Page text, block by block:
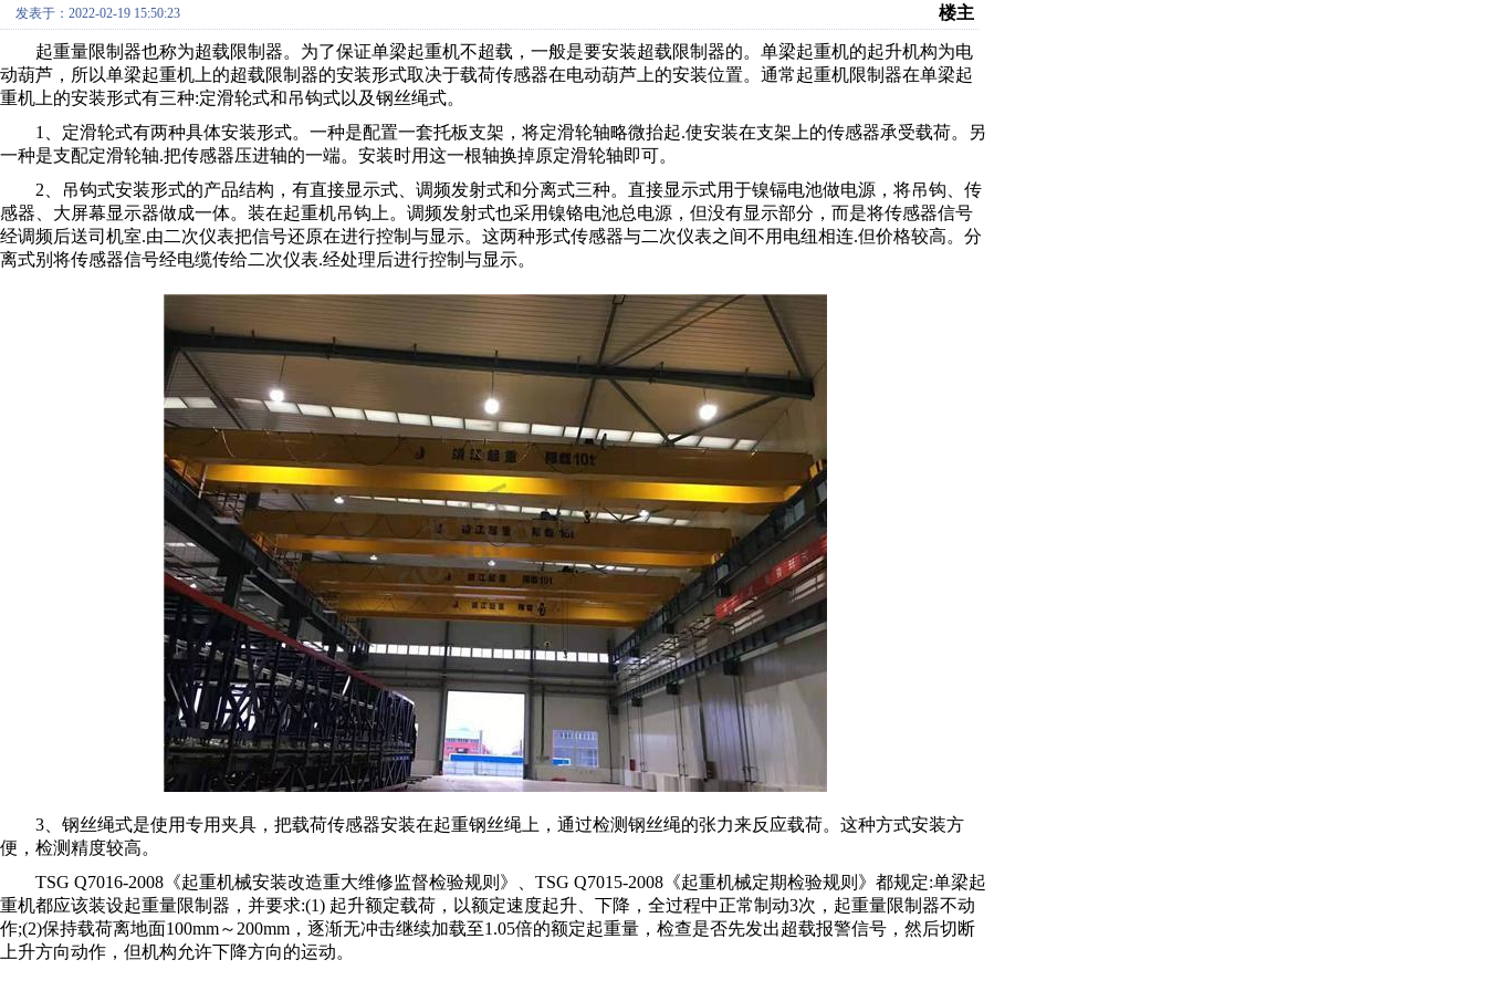
发表于：2022-02-19 15:50:23 楼主
起重量限制器也称为超载限制器。为了保证单梁起重机不超载，一般是要安装超载限制器的。单梁起重机的起升机构为电
动葫芦，所以单梁起重机上的超载限制器的安装形式取决于载荷传感器在电动葫芦 上的安装位置。通常起重机限制器在单梁起
重机上的安装形式有三种:定滑轮式和吊钩式以及钢丝绳式。
1、定滑轮式有两种具体安装形式。一种是配置一套托板支架，将定滑轮轴略微抬起.使安装在支架上的传感器承受载荷。另
一种是支配定滑轮轴.把传感器压进轴的一端。安装时用这一根轴换掉原定滑轮轴即可。
2、吊钩式安装形式的产品结构，有直接显示式、调频发射式和分离式三种。直接显示式用于镍镉电池做电源，将吊钩、传
感器、大屏幕显示器做成一体。装在起重机吊钩上。调频发射式也采用镍铬电池总电源，但没有显示部分，而是将传感器信号
经调频后送司机室.由二次仪表把信号还原在进行控制与显示。这两种形式传感器与二次仪表之间不用电纽相连.但价格较高。分
离式别将传感器信号经电缆传给二次仪表.经处理后进行控制与显示。
3、钢丝绳式是使用专用夹具，把载荷传感器安装在起重钢丝绳上，通过检测钢丝绳的张力来反应载荷。这种方式安装方
便，检测精度较高。
TSG Q7016-2008《起重机械安装改造重大维修监督检验规则》、TSG Q7015-2008《起重机械定期检验规则》都规定:单梁起
重机都应该装设起重量限制器，并要求:(1) 起升额定载荷，以额定速度起升、下降，全过程中正常制动3次，起重量限制器不动
作;(2)保持载荷离地面100mm～200mm，逐渐无冲击继续加载至1.05倍的额定起重量，检查是否先发出超载报警信号，然后切断
上升方向动作，但机构允许下降方向的运动。